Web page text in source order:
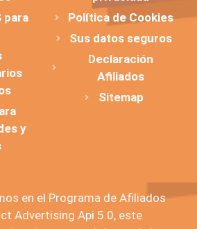
para
y
Política de Cookies
Sus datos seguros
Declaración
Afiliados
Sitemap
en el Programa de Afiliados
Advertising Api 5.0, este